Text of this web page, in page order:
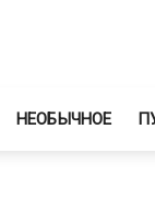
НЕОБЫЧНОЕ